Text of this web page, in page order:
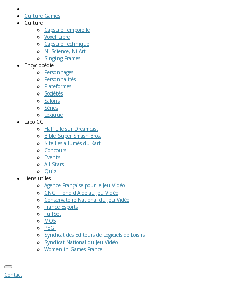
Culture Games
Culture
Capsule Temporelle
Voxel Libre
Capsule Technique
Ni Science, Ni Art
Singing Frames
Encyclopédie
Personnages
Personnalités
Plateformes
Sociétés
Salons
Séries
Lexique
Labo CG
Half Life sur Dreamcast
Bible Super Smash Bros.
Site Les allumés du Kart
Concours
Events
All-Stars
Quiz
Liens utiles
Agence Française pour le Jeu Vidéo
CNC : Fond d'Aide au Jeu Vidéo
Conservatoire National du Jeu Vidéo
France Esports
FullSet
MO5
PEGI
Syndicat des Editeurs de Logiciels de Loisirs
Syndicat National du Jeu Vidéo
Women in Games France
Contact